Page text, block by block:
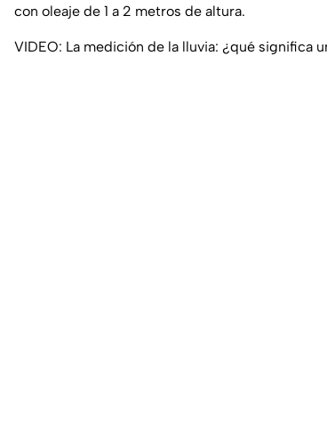
con oleaje de 1 a 2 metros de altura.
VIDEO: La medición de la lluvia: ¿qué significa